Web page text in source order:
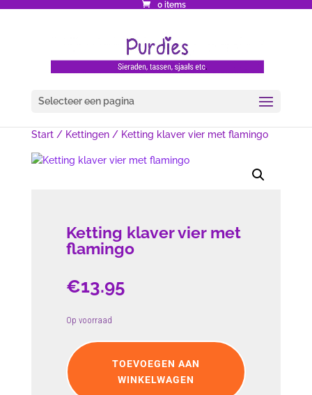
0 items
Selecteer een pagina
Start/ Kettingen/ Ketting klaver vier met flamingo
Ketting klaver vier met
flamingo
€13.95
Op voorraad
Ketting
klaver
vier
met
TOEVOEGEN AAN
WINKELWAGEN